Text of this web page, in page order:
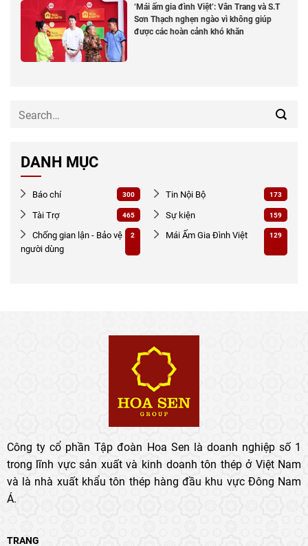
‘Mái ấm gia đình Việt’: Vân Trang và S.T
Sơn Thạch nghẹn ngào vì không giúp
được các hoàn cảnh khó khăn
DANH MỤC
Báo chí 300 Tin Nội Bộ 173
Tài Trợ 465 Sự kiện 159
Chống gian lận - Bảo vệ
người dùng
2 Mái Ấm Gia Đình Việt 129
Công ty cổ phần Tập đoàn Hoa Sen là doanh nghiệp số 1
trong lĩnh vực sản xuất và kinh doanh tôn thép ở Việt Nam
và là nhà xuất khẩu tôn thép hàng đầu khu vực Đông Nam
Á.
TRANG